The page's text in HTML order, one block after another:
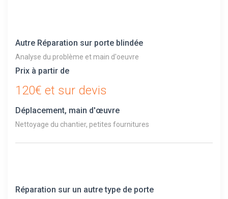
Autre Réparation sur porte blindée
Analyse du problème et main d'oeuvre
Prix à partir de
120€ et sur devis
Déplacement, main d'œuvre
Nettoyage du chantier, petites fournitures
Réparation sur un autre type de porte